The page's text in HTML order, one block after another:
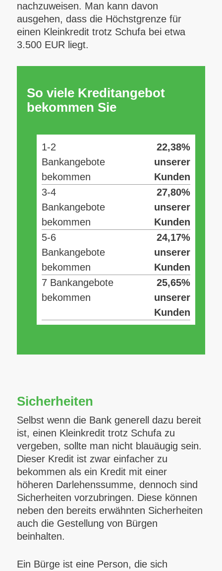
nachzuweisen. Man kann davon
ausgehen, dass die Höchstgrenze für
einen Kleinkredit trotz Schufa bei etwa
3.500 EUR liegt.
So viele Kreditangebot
bekommen Sie
1-2
Bankangebote
bekommen
22,38%
unserer
Kunden
3-4
Bankangebote
bekommen
27,80%
unserer
Kunden
5-6
Bankangebote
bekommen
24,17%
unserer
Kunden
7 Bankangebote
bekommen
25,65%
unserer
Kunden
Sicherheiten
Selbst wenn die Bank generell dazu bereit
ist, einen Kleinkredit trotz Schufa zu
vergeben, sollte man nicht blauäugig sein.
Dieser Kredit ist zwar einfacher zu
bekommen als ein Kredit mit einer
höheren Darlehenssumme, dennoch sind
Sicherheiten vorzubringen. Diese können
neben den bereits erwähnten Sicherheiten
auch die Gestellung von Bürgen
beinhalten.
Ein Bürge ist eine Person, die sich